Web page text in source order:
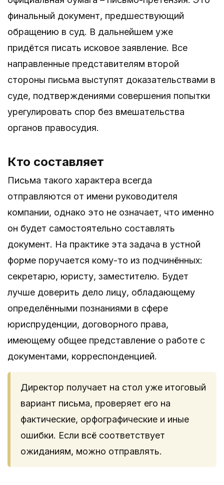
финальный документ, предшествующий
обращению в суд. В дальнейшем уже
придётся писать исковое заявление. Все
направленные представителям второй
стороны письма выступят доказательствами в
суде, подтверждениями совершения попытки
урегулировать спор без вмешательства
органов правосудия.
Кто составляет
Письма такого характера всегда
отправляются от имени руководителя
компании, однако это не означает, что именно
он будет самостоятельно составлять
документ. На практике эта задача в устной
форме поручается кому-то из подчинённых:
секретарю, юристу, заместителю. Будет
лучше доверить дело лицу, обладающему
определёнными познаниями в сфере
юриспруденции, договорного права,
имеющему общее представление о работе с
документами, корреспонденцией.
Директор получает на стол уже итоговый
вариант письма, проверяет его на
фактические, орфографические и иные
ошибки. Если всё соответствует
ожиданиям, можно отправлять.